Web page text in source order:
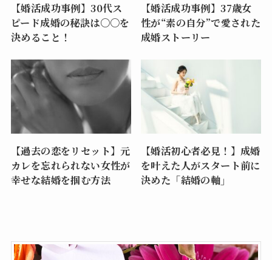
【婚活成功事例】30代ス
ピード成婚の秘訣は〇〇を
決めること！
【婚活成功事例】37歳女
性が“素の自分”で愛された
成婚ストーリー
【過去の恋をリセット】元
カレを忘れられない女性が
幸せな結婚を掴む方法
【婚活初心者必見！】成婚
を叶えた人がスタート前に
決めた「結婚の軸」